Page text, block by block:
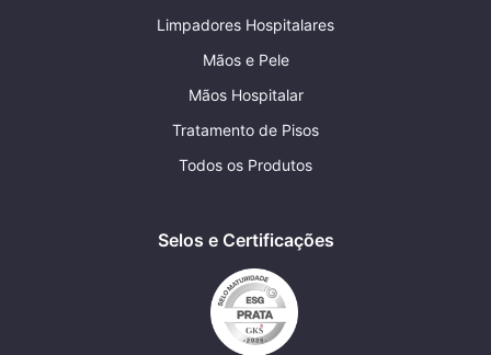
Limpadores Hospitalares
Mãos e Pele
Mãos Hospitalar
Tratamento de Pisos
Todos os Produtos
Selos e Certificações